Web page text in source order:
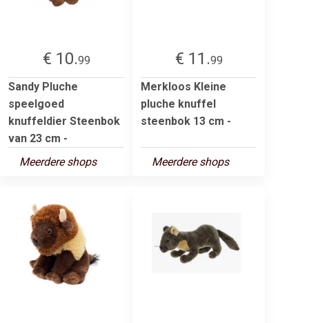
€ 10.99
Sandy Pluche
speelgoed
knuffeldier Steenbok
van 23 cm -
Meerdere shops
€ 11.99
Merkloos Kleine
pluche knuffel
steenbok 13 cm -
Meerdere shops